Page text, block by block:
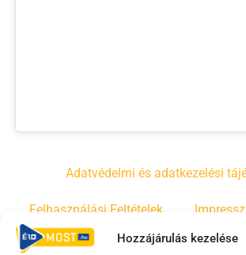
Hozzájárulás kezelése
Adatvédelmi és adatkezelési
Felhasználási Feltételek
Irányelvek Moderálási